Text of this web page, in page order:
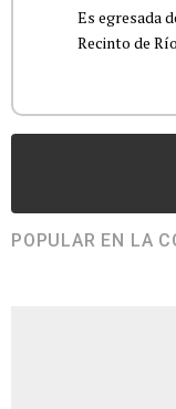
Es egresada
Recinto de
POPULAR EN LA